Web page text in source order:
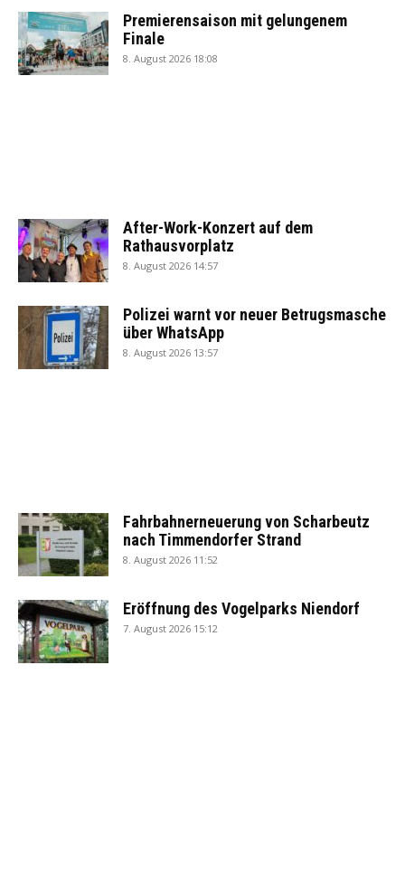
Premierensaison mit gelungenem
Finale
8. August 2026 18:08
After-Work-Konzert auf dem
Rathausvorplatz
8. August 2026 14:57
Polizei warnt vor neuer Betrugsmasche
über WhatsApp
8. August 2026 13:57
Fahrbahnerneuerung von Scharbeutz
nach Timmendorfer Strand
8. August 2026 11:52
Eröffnung des Vogelparks Niendorf
7. August 2026 15:12